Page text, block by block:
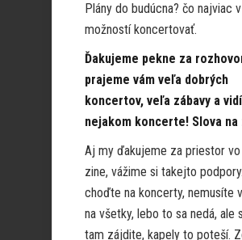
Plány do budúcna? čo najviac
možností koncertovať.
Ďakujeme pekne za
prajeme vám veľa dobrých
koncertov, veľa zábavy a
nejakom koncerte! Slova na
Aj my ďakujeme za priestor vo
zine, vážime si takejto
choďte na koncerty, nemusíte
na všetky, lebo to sa nedá, ale
tam zájdite, kapely to poteší.